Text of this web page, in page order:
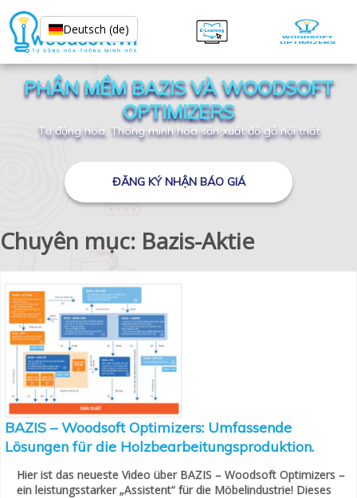
PHẦN MỀM BAZIS VÀ WOODSOFT
OPTIMIZERS
Tự động hóa, Thông minh hóa sản xuất đồ gỗ nội thất
ĐĂNG KÝ NHẬN BÁO GIÁ
Chuyên mục: Bazis-Aktie
BAZIS – Woodsoft Optimizers: Umfassende
Lösungen für die Holzbearbeitungsproduktion.
Hier ist das neueste Video über BAZIS – Woodsoft Optimizers –
ein leistungsstarker „Assistent“ für die Möbelindustrie! Dieses
Deutsch (de)